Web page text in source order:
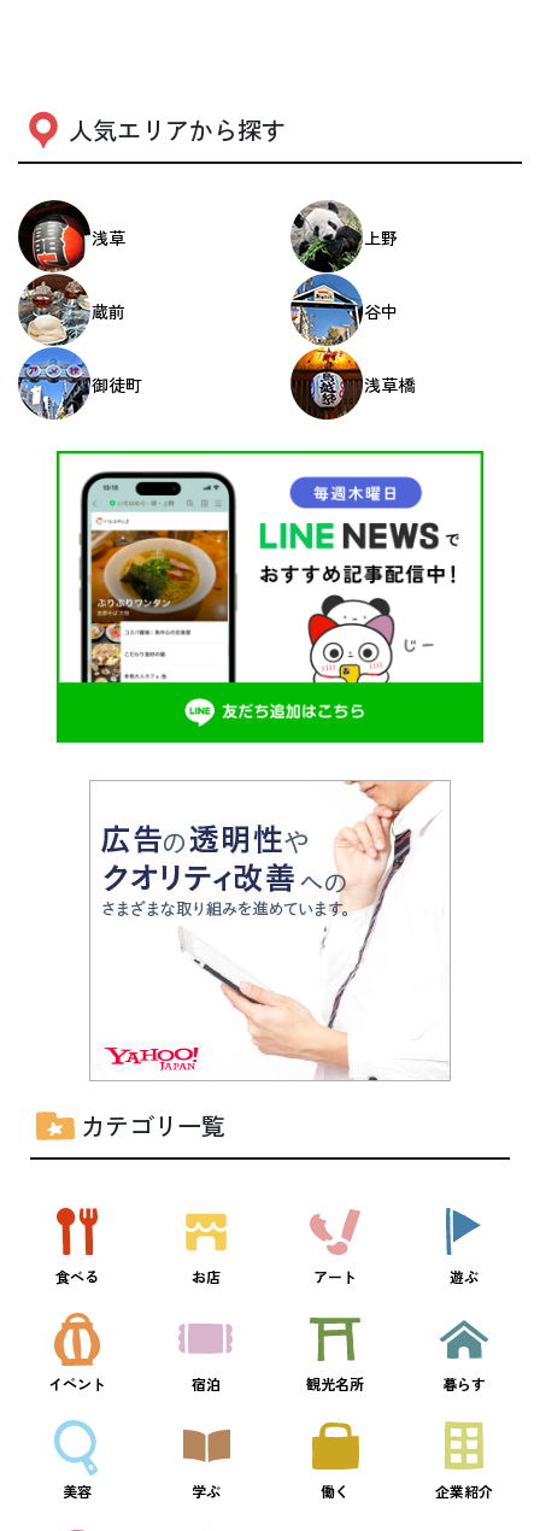
人気エリアから探す
浅草 上野
蔵前 谷中
御徒町 浅草橋
カテゴリ一覧
食べる お店 アート 遊ぶ
イベント 宿泊 観光名所 暮らす
美容 学ぶ 働く 企業紹介